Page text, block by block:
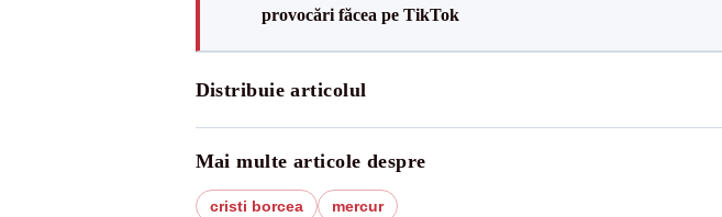
provocări făcea pe TikTok
Distribuie articolul
Mai multe articole despre
cristi borcea mercur